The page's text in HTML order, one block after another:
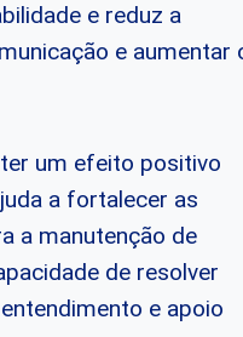
e reduz a
e aumentar
um efeito positivo
a fortalecer as
a manutenção de
de resolver
e apoio